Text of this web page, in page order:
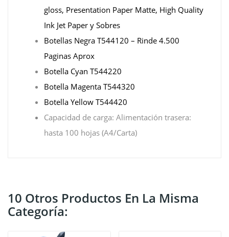
gloss, Presentation Paper Matte, High Quality
Ink Jet Paper y Sobres
Botellas Negra T544120 – Rinde 4.500
Paginas Aprox
Botella Cyan T544220
Botella Magenta T544320
Botella Yellow T544420
Capacidad de carga: Alimentación trasera:
hasta 100 hojas (A4/Carta)
10 Otros Productos En La Misma
Categoría: